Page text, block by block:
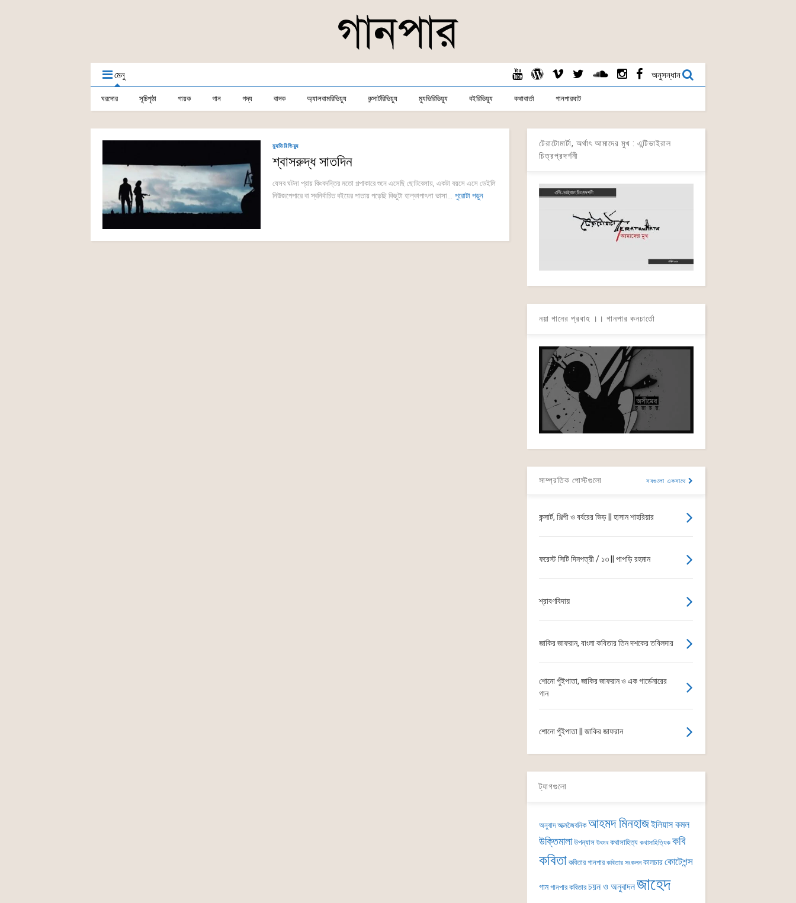
মেনু অনুসন্ধান
ঘরদোর সূচিপৃষ্ঠা গায়ক গান গদ্য বাদক অ্যালবামরিভিয়্যু কন্সার্টরিভিয়্যু ম্যুভিরিভিয়্যু বইরিভিয়্যু কথাবার্তা গানপারঘাট
ম্যুভিরিভিয়্যু
শ্বাসরুদ্ধ সাতদিন
যেসব ঘটনা প্রায় কিংবদন্তির মতো গল্পাকারে শুনে এসেছি ছোটবেলায়, একটা বয়সে এসে ডেইলি
নিউজপেপারে বা স্বনির্বাচিত বইয়ের পাতায় পড়েছি কিছুটা হাল্কাপাৎলা ভাসা... পুরোটা পড়ুন
টেরাটোমার্টা, অর্থাৎ আমাদের মুখ : এন্টিভাইরাল
চিত্রপ্রদর্শনী
নয়া গানের প্রবাহ ।। গানপার কনচার্তো
সাম্প্রতিক পোস্টগুলো সবগুলো একসাথে
কন্সার্ট, শিল্পী ও বর্বরের ভিড় || হাসান শাহরিয়ার
ফরেস্ট সিটি দিনপত্রী / ১৩ || পাপড়ি রহমান
শ্রাবণবিদায়
জাকির জাফরান, বাংলা কবিতার তিন দশকের তবিলদার
শোনো পুঁইপাতা, জাকির জাফরান ও এক গার্ডেনারের
গান
শোনো পুঁইপাতা || জাকির জাফরান
ট্যাগগুলো
অনুবাদ আত্মজৈবনিক আহমদ মিনহাজইলিয়াস কমল
উক্তিমালা উপন্যাস উৎসব কথাসাহিত্য কথাসাহিত্যিক কবি
কবিতা কবিতার গানপার কবিতার সংকলন কালচারকোটেশন্স
গান গানপার কবিতার চয়ন ও অনুবাদনজাহেদ